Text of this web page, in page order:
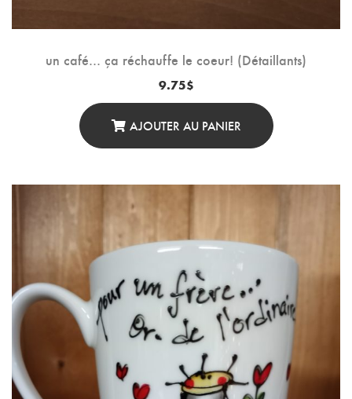
un café… ça réchauffe le coeur! (Détaillants)
9.75$
AJOUTER AU PANIER